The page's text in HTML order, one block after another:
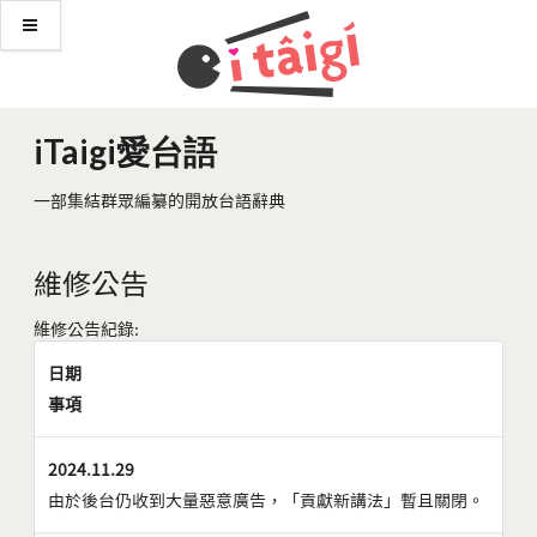
iTaigi愛台語
一部集結群眾編纂的開放台語辭典
維修公告
維修公告紀錄:
日期
事項
2024.11.29
由於後台仍收到大量惡意廣告，「貢獻新講法」暫且關閉。